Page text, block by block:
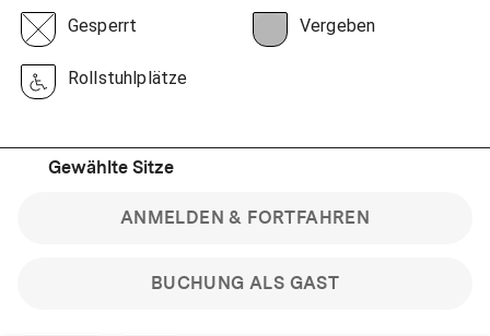
Gesperrt Vergeben
Rollstuhlplätze
Gewählte Sitze
BUCHUNG ALS GAST
ANMELDEN & FORTFAHREN